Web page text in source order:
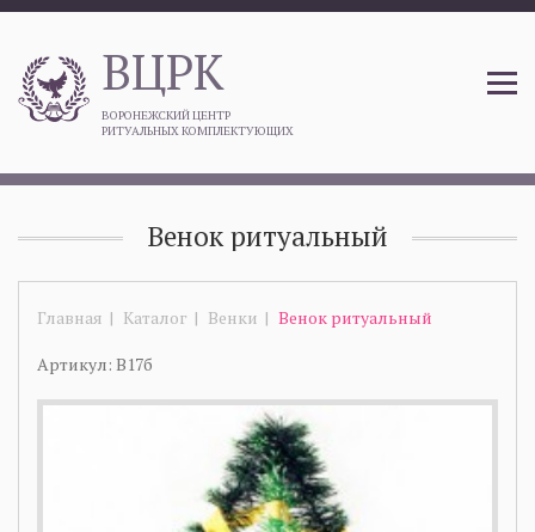
ВЦРК
ВОРОНЕЖСКИЙ ЦЕНТР
РИТУАЛЬНЫХ КОМПЛЕКТУЮЩИХ
Венок ритуальный
Главная Каталог Венки Венок ритуальный
Артикул: В17б